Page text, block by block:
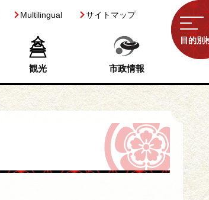
Multilingual サイトマップ
観光 市政情報
目的別